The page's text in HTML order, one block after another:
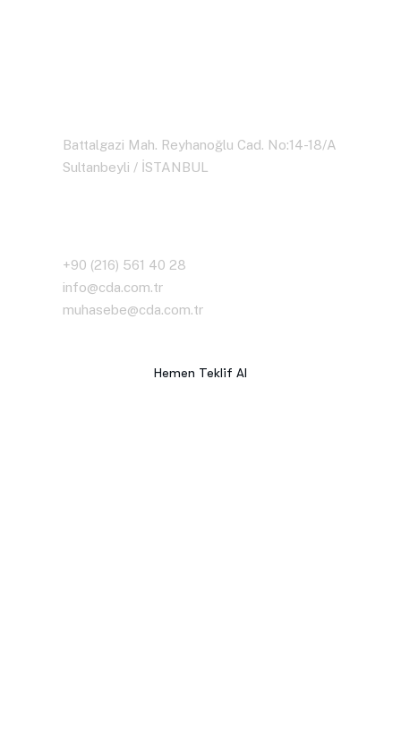
Battalgazi Mah. Reyhanoğlu Cad. No:14-18/A
Sultanbeyli / İSTANBUL
+90 (216) 561 40 28
info@cda.com.tr
muhasebe@cda.com.tr